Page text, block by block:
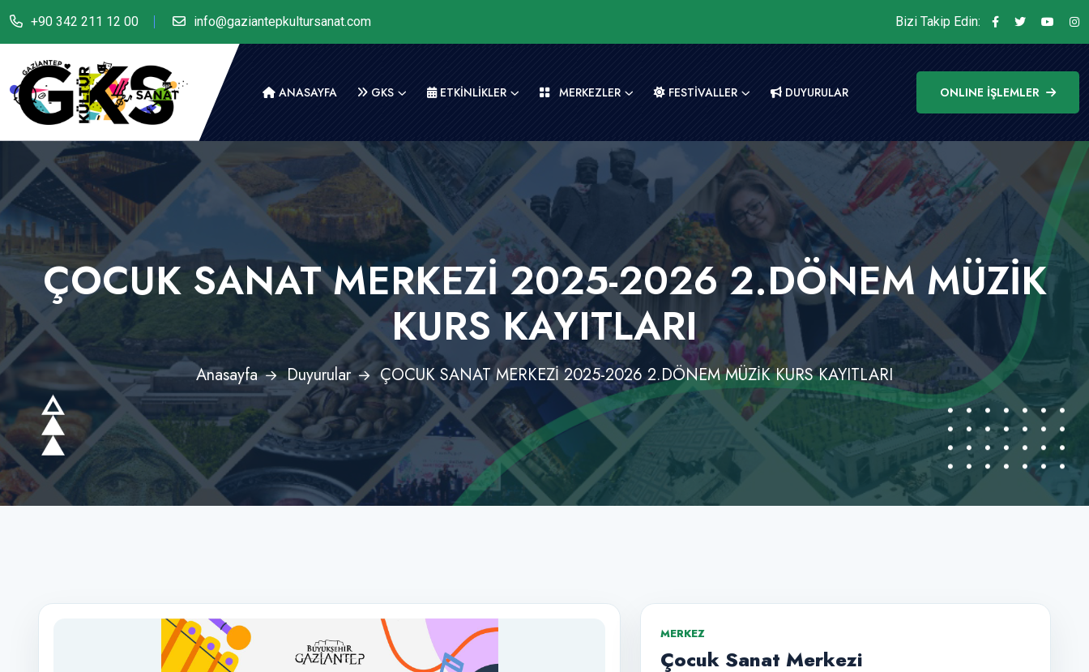
+90 342 211 12 00 info@gaziantepkultursanat.com Bizi Takip Edin:
ANASAYFA GKS ETKİNLİKLER MERKEZLER FESTİVALLER DUYURULAR ONLINE İŞLEMLER
ÇOCUK SANAT MERKEZİ 2025-2026 2.DÖNEM MÜZİK
KURS KAYITLARI
Anasayfa Duyurular ÇOCUK SANAT MERKEZİ 2025-2026 2.DÖNEM MÜZİK KURS KAYITLARI
MERKEZ
Çocuk Sanat Merkezi